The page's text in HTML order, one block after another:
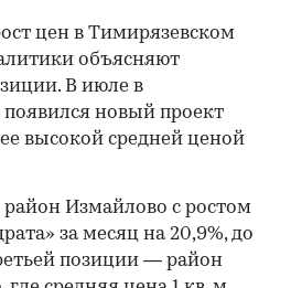
цен в Тимирязевском
объясняют
В июле в
новый проект
высокой средней ценой
район Измайлово с ростом
за месяц на 20,9%, до
позиции — район